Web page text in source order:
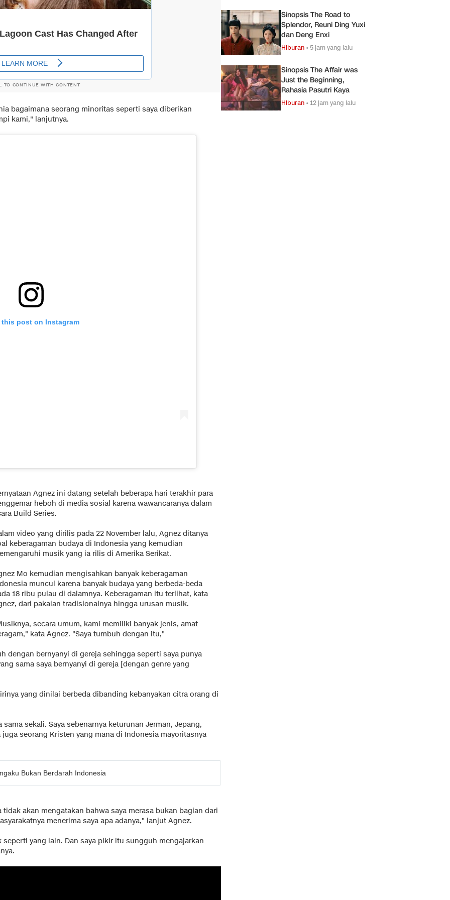
TO CONTINUE WITH CONTENT
bagaimana seorang minoritas seperti saya diberikan
kami," lanjutnya.
this post on Instagram
Agnez ini datang setelah beberapa hari terakhir para
heboh di media sosial karena wawancaranya dalam
Build Series.
video yang dirilis pada 22 November lalu, Agnez ditanya
keberagaman budaya di Indonesia yang kemudian
musik yang ia rilis di Amerika Serikat.
Mo kemudian mengisahkan banyak keberagaman
muncul karena banyak budaya yang berbeda-beda
18 ribu pulau di dalamnya. Keberagaman itu terlihat, kata
dari pakaian tradisionalnya hingga urusan musik.
secara umum, kami memiliki banyak jenis, amat
kata Agnez. "Saya tumbuh dengan itu,"
dengan bernyanyi di gereja sehingga seperti saya punya
sama saya bernyanyi di gereja [dengan genre yang
yang dinilai berbeda dibanding kebanyakan citra orang di
sekali. Saya sebenarnya keturunan Jerman, Jepang,
seorang Kristen yang mana di Indonesia mayoritasnya
Bukan Berdarah Indonesia
akan mengatakan bahwa saya merasa bukan bagian dari
menerima saya apa adanya," lanjut Agnez.
yang lain. Dan saya pikir itu sungguh mengajarkan
Sinopsis The Road to
Splendor, Reuni Ding Yuxi
dan Deng Enxi
Hiburan • 5 jam yang lalu
Sinopsis The Affair was
Just the Beginning,
Rahasia Pasutri Kaya
Hiburan •12 jam yang lalu